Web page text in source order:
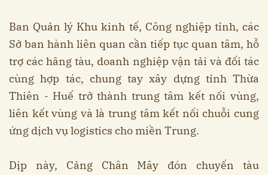
Ban Quản lý Khu kinh tế, Công nghiệp tỉnh, các
Sở ban hành liên quan cần tiếp tục quan tâm, hỗ
trợ các hãng tàu, doanh nghiệp vận tải và đối tác
cùng hợp tác, chung tay xây dựng tỉnh Thừa
Thiên - Huế trở thành trung tâm kết nối vùng,
liên kết vùng và là trung tâm kết nối chuỗi cung
ứng dịch vụ logistics cho miền Trung.
Dịp này, Cảng Chân Mây đón chuyến tàu